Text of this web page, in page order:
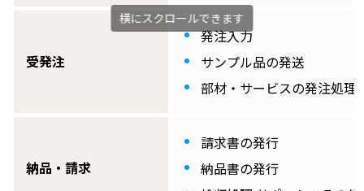
受発注
発注入力
サンプル品の発送
部材・サービスの発注処理
納品・請求
請求書の発行
納品書の発行